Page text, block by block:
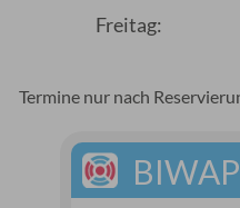
Freitag:
Termine nur nach